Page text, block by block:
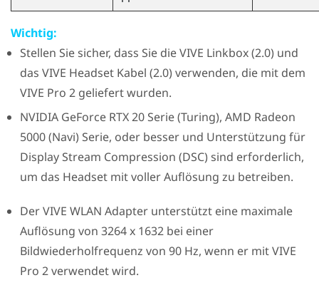
Wichtig:
Stellen Sie sicher, dass Sie dieVIVE Linkbox (2.0) und
das VIVE Headset Kabel (2.0) verwenden, die mit dem
VIVE Pro 2geliefert wurden.
NVIDIA GeForceRTX 20 Serie (Turing), AMD Radeon
5000 (Navi) Serie, oder besser und Unterstützung für
Display Stream Compression (DSC) sind erforderlich,
um das Headset mit voller Auflösung zu betreiben.
DerVIVE WLAN Adapterunterstützt eine maximale
Auflösung von 3264 x 1632 bei einer
Bildwiederholfrequenz von 90 Hz, wenn er mitVIVE
Pro 2verwendet wird.